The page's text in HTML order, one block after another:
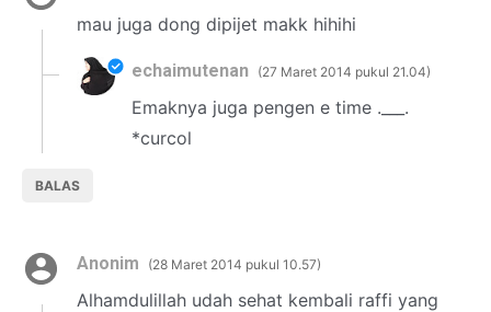
mau juga dong dipijet makk hihihi
BALAS
echaimutenan 27 Maret 2014 pukul 21.04
Emaknya juga pengen e time .___.
*curcol
Anonim 28 Maret 2014 pukul 10.57
Alhamdulillah udah sehat kembali raffi yang